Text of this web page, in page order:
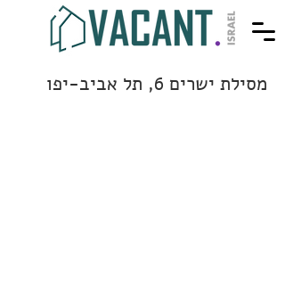
מסילת ישרים 6, תל אביב-יפו